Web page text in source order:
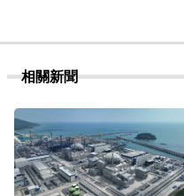
相關新聞